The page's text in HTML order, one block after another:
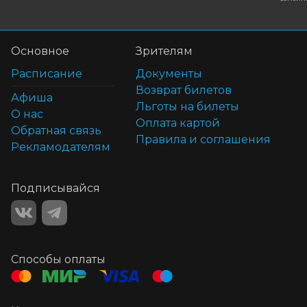
Основное
Расписание
Афиша
О нас
Обратная связь
Рекламодателям
Зрителям
Документы
Возврат билетов
Льготы на билеты
Оплата картой
Правила и соглашения
Подписывайся
Способы оплаты